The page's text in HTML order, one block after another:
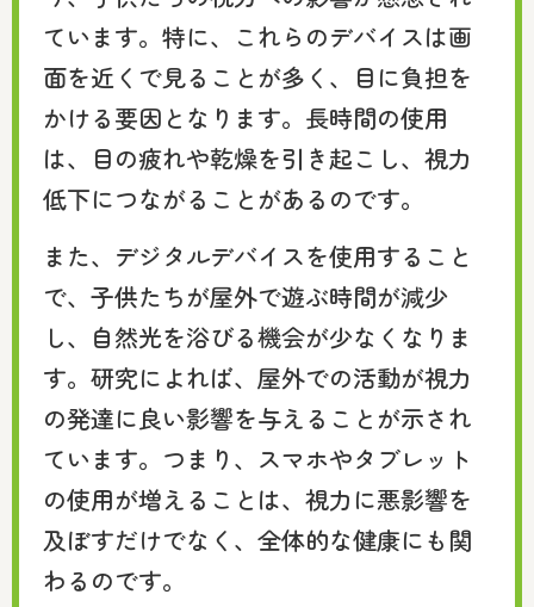
ています。特に、これらのデバイスは画
面を近くで見ることが多く、目に負担を
かける要因となります。長時間の使用
は、目の疲れや乾燥を引き起こし、視力
低下につながることがあるのです。
また、デジタルデバイスを使用すること
で、子供たちが屋外で遊ぶ時間が減少
し、自然光を浴びる機会が少なくなりま
す。研究によれば、屋外での活動が視力
の発達に良い影響を与えることが示され
ています。つまり、スマホやタブレット
の使用が増えることは、視力に悪影響を
及ぼすだけでなく、全体的な健康にも関
わるのです。